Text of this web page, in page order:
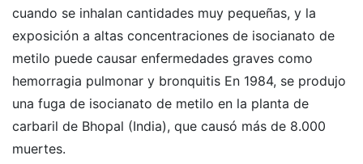
cuando se inhalan cantidades muy pequeñas, y la
exposición a altas concentraciones de isocianato de
metilo puede causar enfermedades graves como
hemorragia pulmonar y bronquitis En 1984, se produjo
una fuga de isocianato de metilo en la planta de
carbaril de Bhopal (India), que causó más de 8.000
muertes.